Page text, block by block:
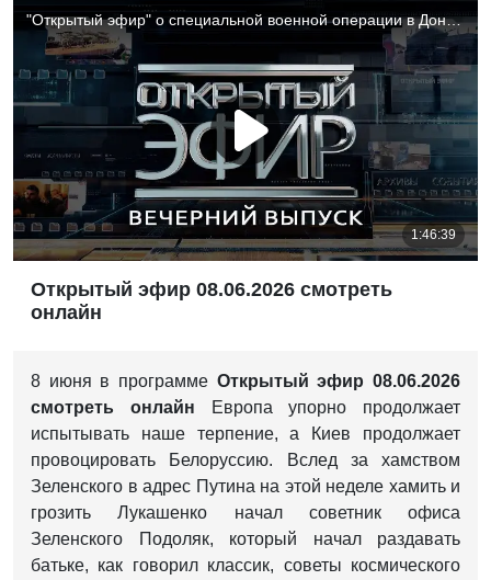
Открытый эфир 08.06.2026 смотреть
онлайн
8 июня в программе Открытый эфир 08.06.2026
смотреть онлайн Европа упорно продолжает
испытывать наше терпение, а Киев продолжает
провоцировать Белоруссию. Вслед за хамством
Зеленского в адрес Путина на этой неделе хамить и
грозить Лукашенко начал советник офиса
Зеленского Подоляк, который начал раздавать
батьке, как говорил классик, советы космического